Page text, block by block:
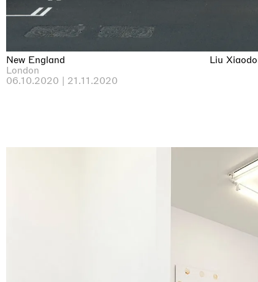
New England
London
06.10.2020 | 21.11.2020
Liu